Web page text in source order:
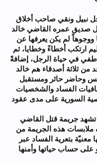
نبيل ونقي صاحب أخلاق
صديق عمره القاضي خالد
ووجوهاً لم يكن يعرفها عن
ارتكب أخطاءً وخطايا، ثم
في حياة الرجل، إضافةً
من ثلاثة أصدقاء هم خالد
وحاضر حائر ومستقبل
الفساد والشخصيات
السورية على مدى عقود
جريمة قتل القاضي
هذه الجريمة من
بتعرية الفساد عبر
على حساب حياتها وأمنها